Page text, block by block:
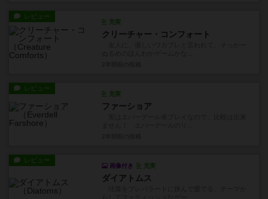
レビュー
充実
クリーチャー・コンフォート
レビュー
充実
ファーショア
レビュー
画像付き 充実
ダイアトムス